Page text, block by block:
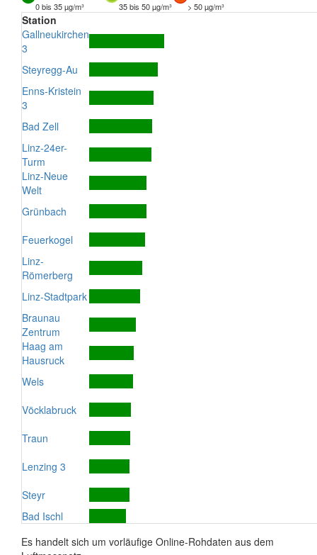
0 bis 35 µg/m³
35 bis 50 µg/m³ > 50 µg/m³
Station
Gallneukirchen
3
Steyregg-Au
Enns-Kristein
3
Bad Zell
Linz-24er-
Turm
Linz-Neue
Welt
Grünbach
Feuerkogel
Linz-
Römerberg
Linz-Stadtpark
Braunau
Zentrum
Haag am
Hausruck
Wels
Vöcklabruck
Traun
Lenzing 3
Steyr
Bad Ischl
Es handelt sich um vorläufige Online-Rohdaten aus dem